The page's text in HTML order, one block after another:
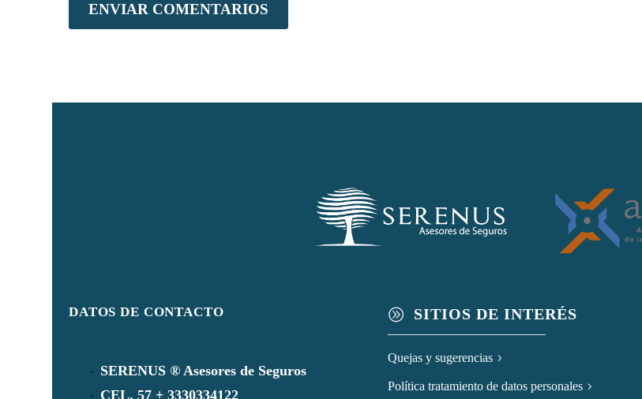
ENVIAR COMENTARIOS
DATOS DE CONTACTO
SERENUS ® Asesores de Seguros
CEL. 57 + 3330334122
A SITIOS DE INTERÉS
Quejas y sugerencias
Política tratamiento de datos personales